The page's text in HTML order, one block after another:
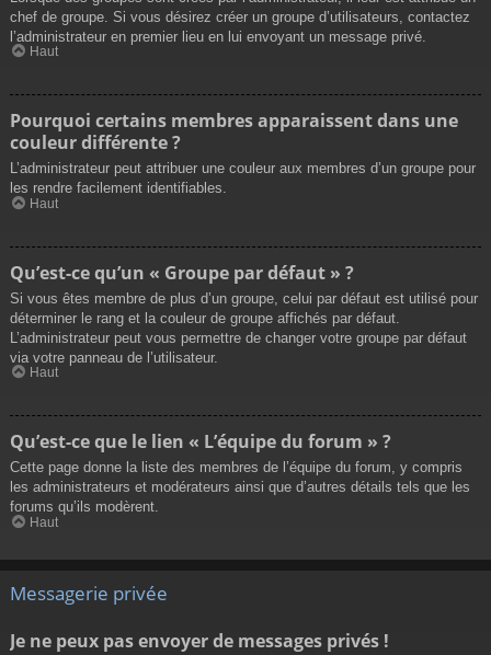
chef de groupe. Si vous désirez créer un groupe d’utilisateurs, contactez
l’administrateur en premier lieu en lui envoyant un message privé.
Haut
Pourquoi certains membres apparaissent dans une
couleur différente ?
L’administrateur peut attribuer une couleur aux membres d’un groupe pour
les rendre facilement identifiables.
Haut
Qu’est-ce qu’un « Groupe par défaut » ?
Si vous êtes membre de plus d’un groupe, celui par défaut est utilisé pour
déterminer le rang et la couleur de groupe affichés par défaut.
L’administrateur peut vous permettre de changer votre groupe par défaut
via votre panneau de l’utilisateur.
Haut
Qu’est-ce que le lien « L’équipe du forum » ?
Cette page donne la liste des membres de l’équipe du forum, y compris
les administrateurs et modérateurs ainsi que d’autres détails tels que les
forums qu’ils modèrent.
Haut
Messagerie privée
Je ne peux pas envoyer de messages privés !